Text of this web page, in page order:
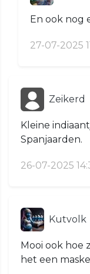
En ook nog
27-07-2025
Zeikerd
Kleine
Spanjaarden.
26-07-2025
Kutvolk
Mooi ook hoe
het een